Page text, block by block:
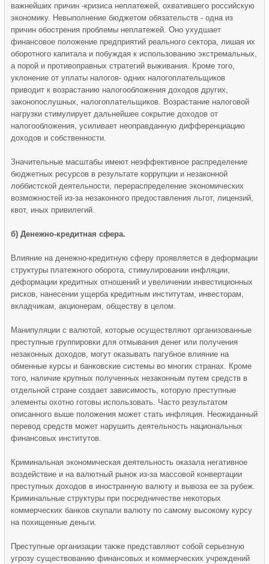
важнейших причин -кризиса неплатежей, охватившего российскую
экономику. Невыполнение бюджетом обязательств - одна из
причин обострения проблемы неплатежей. Оно ухудшает
финансовое положение предприятий реального сектора, лишая их
оборотного капитала и побуждая к использованию экстремальных,
а порой и противоправных стратегий выживания. Кроме того,
уклонение от уплаты налогов- одних налогоплательщиков
приводит к возрастанию налогообложения доходов других,
законопослушных, налогоплательщиков. Возрастание налоговой
нагрузки стимулирует дальнейшее сокрытие доходов от
налогообложения, усиливает неоправданную дифференциацию
доходов и собственности.
Значительные масштабы имеют неэффективное распределение
бюджетных ресурсов в результате коррупции и незаконной
лоббистской деятельности, перераспределение экономических
возможностей из-за незаконного предоставления льгот, лицензий,
квот, иных привилегий.
б) Денежно-кредитная сфера.
Влияние на денежно-кредитную сферу проявляется в деформации
структуры платежного оборота, стимулировании инфляции,
деформации кредитных отношений и увеличении инвестиционных
рисков, нанесении ущерба кредитным институтам, инвесторам,
вкладчикам, акционерам, обществу в целом.
Манипуляции с валютой, которые осуществляют организованные
преступные группировки для отмывания денег или получения
незаконных доходов, могут оказывать пагубное влияние на
обменные курсы и банковские системы во многих странах. Кроме
того, наличие крупных полученных незаконным путем средств в
отдельной стране создает зависимость, которую преступные
элементы охотно готовы использовать. Часто результатом
описанного выше положения может стать инфляция. Неожиданный
перевод средств может нарушить деятельность национальных
финансовых институтов.
Криминальная экономическая деятельность оказала негативное
воздействие и на валютный рынок из-за массовой конвертации
преступных доходов в иностранную валюту и вывоза ее за рубеж.
Криминальные структуры при посредничестве некоторых
коммерческих банков скупали валюту по самому высокому курсу
на похищенные деньги.
Преступные организации также представляют собой серьезную
угрозу существованию финансовых и коммерческих учреждений